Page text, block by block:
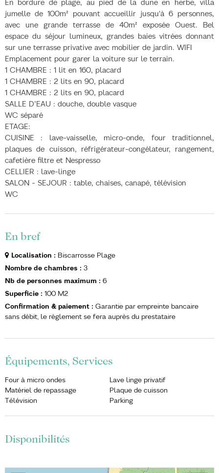
En bordure de plage, au pied de la dune en herbe, villa
jumelle de 100m² pouvant accueillir jusqu'à 6 personnes,
avec une grande terrasse de 40m² exposée Ouest. Bel
espace du séjour lumineux, grandes baies vitrées donnant
sur une terrasse privative avec mobilier de jardin. WIFI
Emplacement pour garer la voiture sur le terrain.
1 CHAMBRE : 1 lit en 160, placard
1 CHAMBRE : 2 lits en 90, placard
1 CHAMBRE : 2 lits en 90, placard
SALLE D’EAU : douche, double vasque
WC séparé
ETAGE:
CUISINE : lave-vaisselle, micro-onde, four traditionnel,
plaques de cuisson, réfrigérateur-congélateur, rangement,
cafetière filtre et Nespresso
CELLIER : lave-linge
SALON - SEJOUR : table, chaises, canapé, télévision
WC
En bref
Localisation : Biscarrosse Plage
Nombre de chambres : 3
Nb de personnes maximum : 6
Superficie : 100 M2
Confirmation & paiement : Garantie par empreinte bancaire
sans débit, le règlement se fera auprès du prestataire
Équipements, Services
Four à micro ondes
Lave linge privatif
Matériel de repassage
Plaque de cuisson
Télévision
Parking
Disponibilités